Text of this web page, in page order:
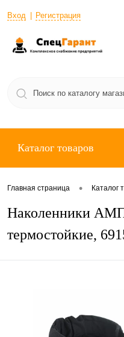
Вход Регистрация
Каталог товаров
Главная страница • Каталог
Наколенники
термостойкие,